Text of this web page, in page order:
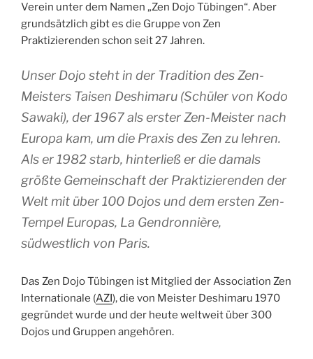
Verein unter dem Namen „Zen Dojo Tübingen“. Aber
grundsätzlich gibt es die Gruppe von Zen
Praktizierenden schon seit 27 Jahren.
Unser Dojo steht in der Tradition des Zen-
Meisters Taisen Deshimaru (Schüler von Kodo
Sawaki), der 1967 als erster Zen-Meister nach
Europa kam, um die Praxis des Zen zu lehren.
Als er 1982 starb, hinterließ er die damals
größte Gemeinschaft der Praktizierenden der
Welt mit über 100 Dojos und dem ersten Zen-
Tempel Europas, La Gendronnière,
südwestlich von Paris.
Das Zen Dojo Tübingen ist Mitglied der Association Zen
Internationale (AZI), die von Meister Deshimaru 1970
gegründet wurde und der heute weltweit über 300
Dojos und Gruppen angehören.